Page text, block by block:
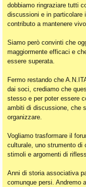
pi
di
dobbiamo ringraziare tutti
discussioni e in particolare
contributo a mantenere
Siamo però convinti che
maggiormente efficaci e
essere superata.
Fermo restando che
dai soci, crediamo che
stesso e per poter essere
ambiti di discussione, che
organizzare.
Vogliamo trasformare il
culturale, uno strumento di
stimoli e argomenti di
Anni di storia associativa
comunque persi. Andremo